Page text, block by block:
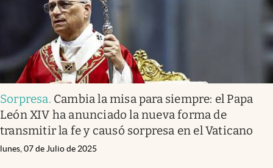
Sorpresa. Cambia la misa para siempre: el Papa
León XIV ha anunciado la nueva forma de
transmitir la fe y causó sorpresa en el Vaticano
lunes, 07 de Julio de 2025